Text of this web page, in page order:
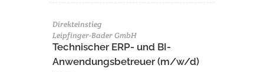
Direkteinstieg
Leipfinger-Bader GmbH
Technischer ERP- und BI-
Anwendungsbetreuer (m/w/d)